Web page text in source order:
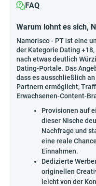
FAQ
Warum lohnt es sich,
Namorisco - PT ist eine
der Kategorie Dating
nach etwas deutlich
Dating-Portale. Das
dass es ausschließlich
Partnern ermöglicht,
Erwachsenen-Content-
Provisionen auf
dieser Nische
Nachfrage und
eine reale
Einnahmen.
Dedizierte
originellen
leicht von der